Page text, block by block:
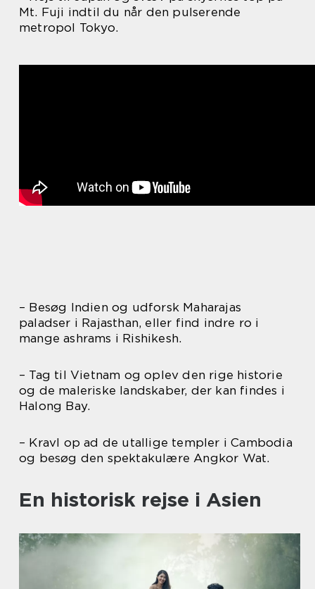
Mt. Fuji indtil du når den pulserende
metropol Tokyo.
– Besøg Indien og udforsk Maharajas
paladser i Rajasthan, eller find indre ro i
mange ashrams i Rishikesh.
– Tag til Vietnam og oplev den rige historie
og de maleriske landskaber, der kan findes i
Halong Bay.
– Kravl op ad de utallige templer i Cambodia
og besøg den spektakulære Angkor Wat.
En historisk rejse i Asien